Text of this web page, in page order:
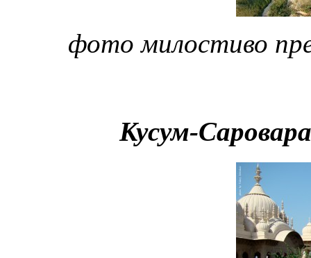
фото милостиво
Кусум-